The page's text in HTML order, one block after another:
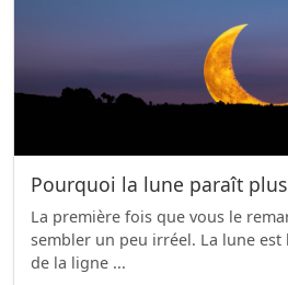
Pourquoi la lune paraît
La première fois que vous le
sembler un peu irréel. La lune est
de la ligne ...